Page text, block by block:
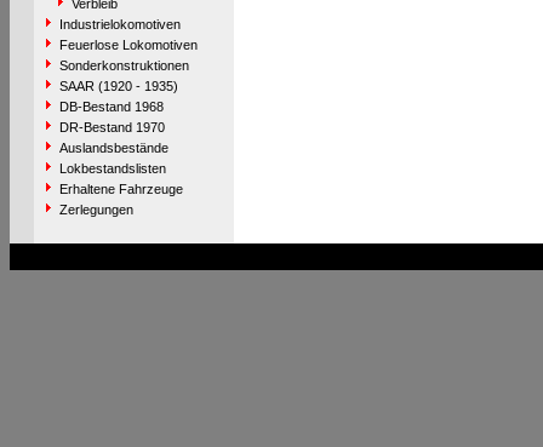
Verbleib
Industrielokomotiven
Feuerlose Lokomotiven
Sonderkonstruktionen
SAAR (1920 - 1935)
DB-Bestand 1968
DR-Bestand 1970
Auslandsbestände
Lokbestandslisten
Erhaltene Fahrzeuge
Zerlegungen